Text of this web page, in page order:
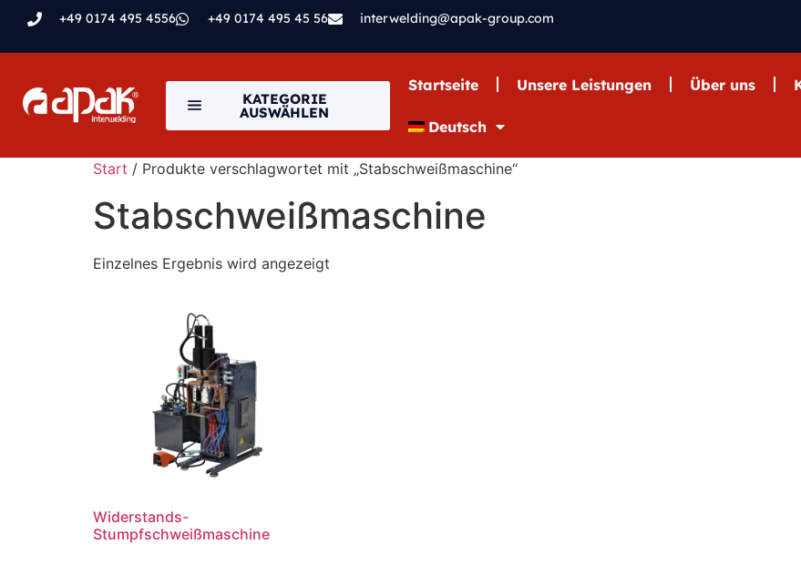
+49 0174 495 4556 +49 0174 495 45 56 interwelding@apak-group.com
KATEGORIE
AUSWÄHLEN
Startseite Unsere Leistungen Über uns
Deutsch
Start / Produkte verschlagwortet mit „Stabschweißmaschine“
Stabschweißmaschine
Einzelnes Ergebnis wird angezeigt
Widerstands-
Stumpfschweißmaschine